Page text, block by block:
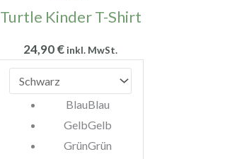
Turtle Kinder T-Shirt
24,90€ inkl. MwSt.
BlauBlau
GelbGelb
GrünGrün